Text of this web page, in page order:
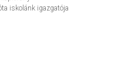
iskolánk igazgatója